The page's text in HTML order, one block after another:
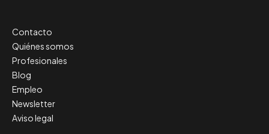
Contacto
Quiénes somos
Profesionales
Blog
Empleo
Newsletter
Aviso legal